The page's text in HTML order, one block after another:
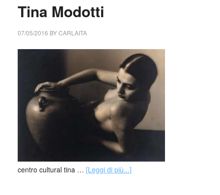
Tina Modotti
07/05/2016 BYCARLAITA
centro cultural tina … [Leggi di più...]